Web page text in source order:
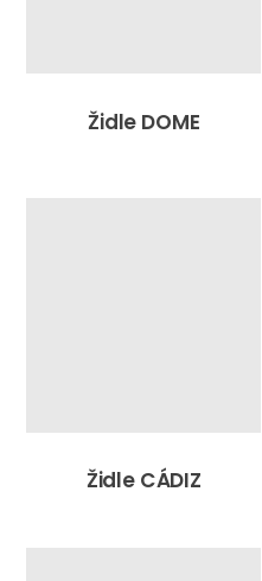
Židle DOME
Židle CÁDIZ